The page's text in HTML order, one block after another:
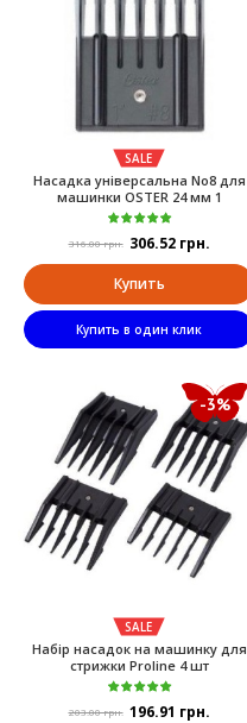
SALE
Насадка універсальна No8 для
машинки OSTER 24 мм 1
316.00 грн. 306.52 грн.
Купить
Купить в один клик
-3%
SALE
Набір насадок на машинку для
стрижки Proline 4 шт
203.00 грн. 196.91 грн.